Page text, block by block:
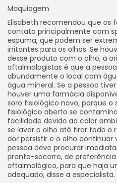
Maquiagem
Elisabeth recomendou que os
contato principalmente com
espuma, que podem ser
irritantes para os olhos. Se
desse produto com o olho, a
oftalmologistas é que a
abundamente o local com
água mineral. Se a pessoa
houver uma farmácia
soro fisiológico novo, porque o
fisiológico aberto se
facilidade devido ao calor
se lavar o olho até tirar todo o
dor persistir e o olho continuar
pessoa deve procurar
pronto-socorro, de preferência
oftalmológico, para que haja
adequado, disse a especialista.